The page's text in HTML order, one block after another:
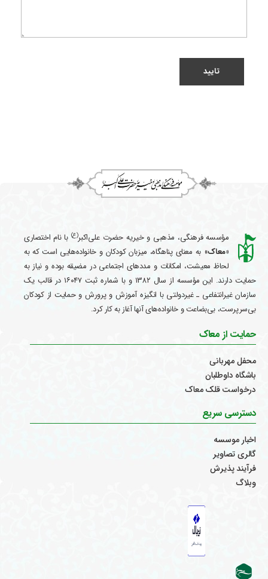
مؤسسه فرهنگی، مذهبی و خیریه حضرت علی‌اکبر(ع) با نام اختصاری
«معاک» به معنای پناهگاه، میزبان کودکان و خانواده‌هایی است که به
لحاظ معیشت، امکانات و مددهای اجتماعی در مضیقه بوده و نیاز به
حمایت دارند. این مؤسسه از سال ۱۳۸۲ و با شماره ثبت ۱۶۰۴۷ در قالب یک
سازمان غیرانتفاعی ـ غیردولتی با انگیزه آموزش و پرورش و حمایت از کودکان
بی‌سرپرست، بی‌بضاعت و خانواده‌های آنها آغاز به کار کرد.
حمایت از معاک
محفل مهربانی
باشگاه داوطلبان
درخواست قلک معاک
دسترسی سریع
اخبار موسسه
گالری تصاویر
فرآیند پذیرش
وبلاگ